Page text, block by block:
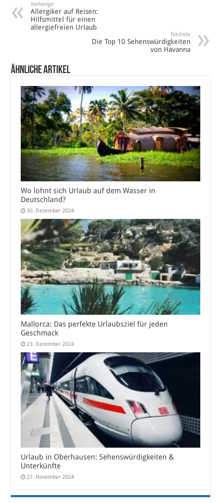
Vorherige
Allergiker auf Reisen:
Hilfsmittel für einen
allergiefreien Urlaub
Nächste
Die Top 10 Sehenswürdigkeiten
von Havanna
Ähnliche Artikel
Wo lohnt sich Urlaub auf dem Wasser in
Deutschland?
30. Dezember 2024
Mallorca: Das perfekte Urlaubsziel für jeden
Geschmack
23. Dezember 2024
Urlaub in Oberhausen: Sehenswürdigkeiten &
Unterkünfte
27. November 2024